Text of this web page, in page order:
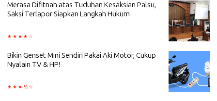
Merasa Difitnah atas Tuduhan Kesaksian Palsu,
Saksi Terlapor Siapkan Langkah Hukum
Bikin Genset Mini Sendiri Pakai Aki Motor, Cukup
Nyalain TV & HP!